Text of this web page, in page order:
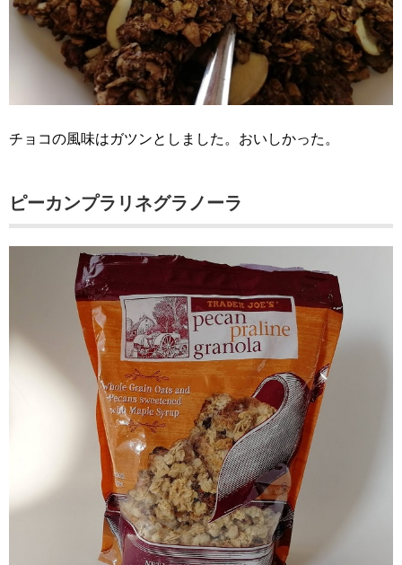
チョコの風味はガツンとしました。おいしかった。
ピーカンプラリネグラノーラ